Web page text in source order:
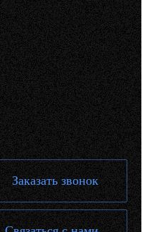
Заказать звонок